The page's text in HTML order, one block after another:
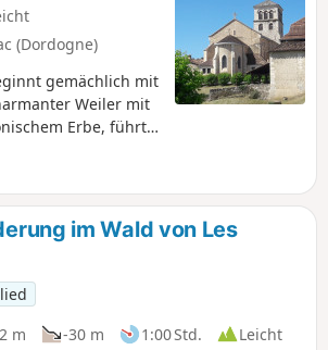
(Dordogne)
gemächlich mit
Weiler mit
Erbe, führt
des Dorfes
zurück.
im Wald von Les
m -30 m 1:00 Std.
Leicht